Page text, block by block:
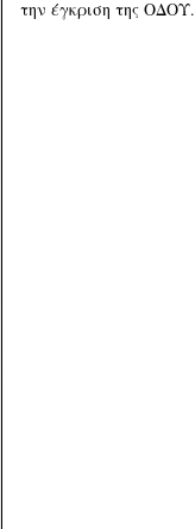
την έγκριση της ΟΔΟΥ.